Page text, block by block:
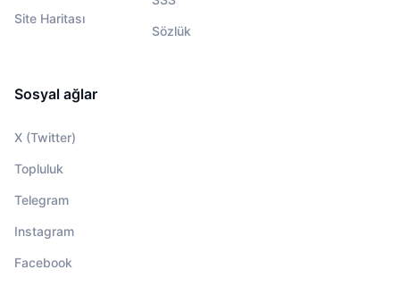
Site Haritası
Sözlük
Sosyal ağlar
X (Twitter)
Topluluk
Telegram
Instagram
Facebook